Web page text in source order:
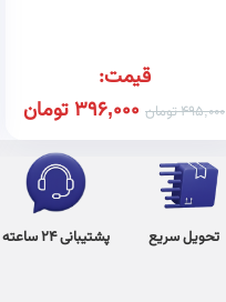
قیمت:
495,000تومان 396,000تومان
تحویل سریع پشتیبانی 24 ساعته